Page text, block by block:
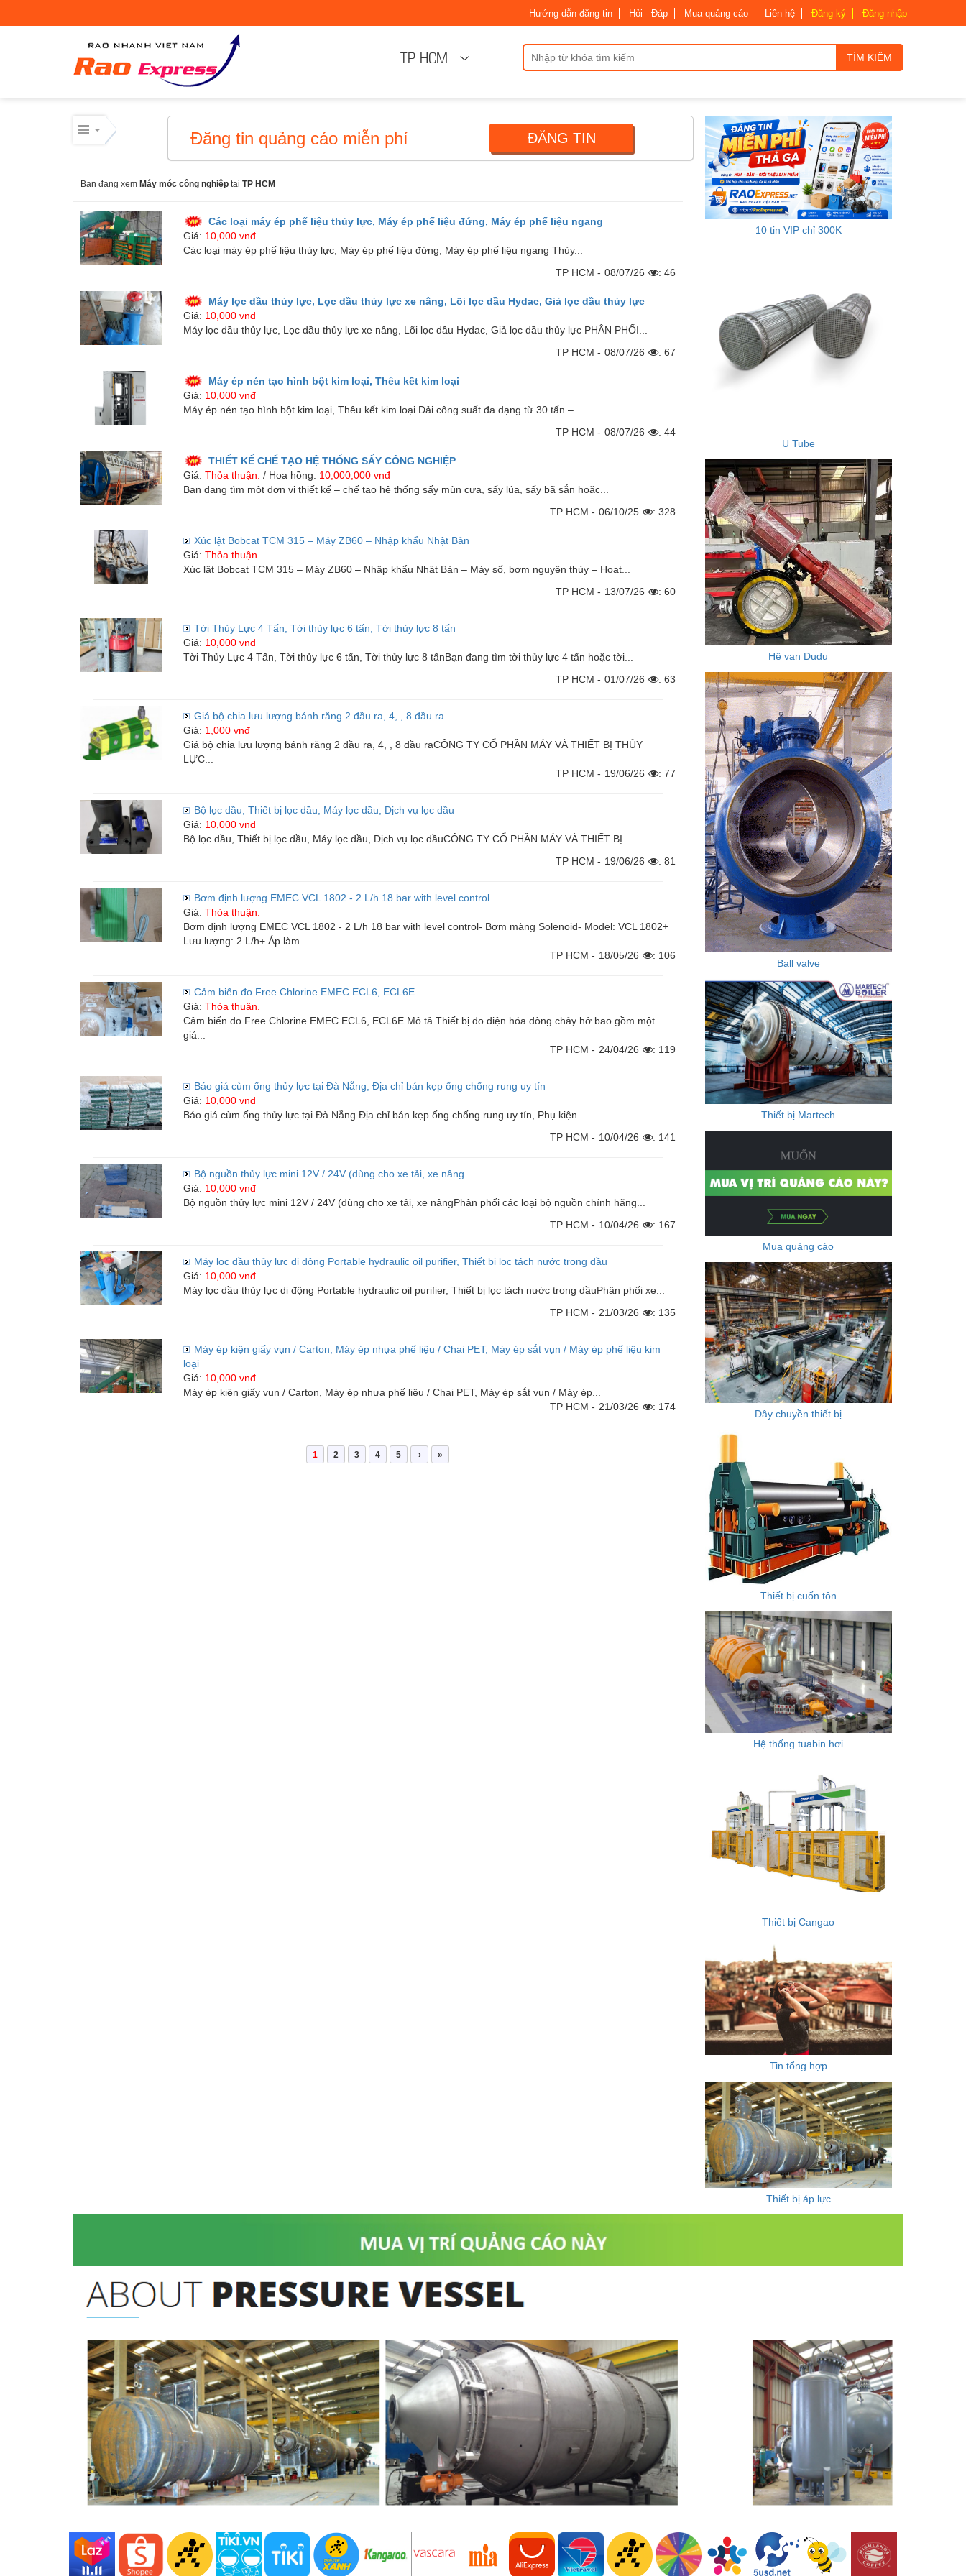
Thiết bị công nghiệp
Mua bán thiết bị cơ giới
Mua bán - Cho thuê xe cơ giới
Xe cơ giới
Điện lạnh – linh kiện
Điện lạnh – linh kiện
Linh kiện
Thiết bị Điện lạnh
Tìm đại lý phân phối
Tìm đại lý phân phối chiết khấu cao
Dịch vụ bảo trì
Dịch vụ bảo trì thiết bị
Vật liệu xây dựng
Vật liệu xây dựng
Đồ cũ
Mua bán xe
Mua bán xe
Bất động sản
Bất động sản
Việc làm
Hướng dẫn đăng tin Hỏi - Đáp Mua quảng cáo Liên hệ Đăng ký Đăng nhập
TP HCM TÌM KIẾM
Đăng tin quảng cáo miễn phí ĐĂNG TIN
Bạn đang xem Máy móc công nghiệp tại TP HCM
Các loại máy ép phế liệu thủy lực, Máy ép phế liệu đứng, Máy ép phế liệu ngang
Giá: 10,000 vnđ
Các loại máy ép phế liệu thủy lực, Máy ép phế liệu đứng, Máy ép phế liệu ngang Thủy...
TP HCM - 08/07/26 : 46
Máy lọc dầu thủy lực, Lọc dầu thủy lực xe nâng, Lõi lọc dầu Hydac, Giả lọc dầu thủy lực
Giá: 10,000 vnđ
Máy lọc dầu thủy lực, Lọc dầu thủy lực xe nâng, Lõi lọc dầu Hydac, Giả lọc dầu thủy lực PHÂN PHỐI...
TP HCM - 08/07/26 : 67
Máy ép nén tạo hình bột kim loại, Thêu kết kim loại
Giá: 10,000 vnđ
Máy ép nén tạo hình bột kim loại, Thêu kết kim loại Dải công suất đa dạng từ 30 tấn –...
TP HCM - 08/07/26 : 44
THIẾT KẾ CHẾ TẠO HỆ THỐNG SẤY CÔNG NGHIỆP
Giá: Thỏa thuận. / Hoa hồng: 10,000,000 vnđ
Bạn đang tìm một đơn vị thiết kế – chế tạo hệ thống sấy mùn cưa, sấy lúa, sấy bã sắn hoặc...
TP HCM - 06/10/25 : 328
Xúc lật Bobcat TCM 315 – Máy ZB60 – Nhập khẩu Nhật Bản
Giá: Thỏa thuận.
Xúc lật Bobcat TCM 315 – Máy ZB60 – Nhập khẩu Nhật Bản – Máy số, bơm nguyên thủy – Hoạt...
TP HCM - 13/07/26 : 60
Tời Thủy Lực 4 Tấn, Tời thủy lực 6 tấn, Tời thủy lực 8 tấn
Giá: 10,000 vnđ
Tời Thủy Lực 4 Tấn, Tời thủy lực 6 tấn, Tời thủy lực 8 tấnBạn đang tìm tời thủy lực 4 tấn hoặc tời...
TP HCM - 01/07/26 : 63
Giá bộ chia lưu lượng bánh răng 2 đầu ra, 4, , 8 đầu ra
Giá: 1,000 vnđ
Giá bộ chia lưu lượng bánh răng 2 đầu ra, 4, , 8 đầu raCÔNG TY CỔ PHẦN MÁY VÀ THIẾT BỊ THỦY
LỰC...
TP HCM - 19/06/26 : 77
Bộ lọc dầu, Thiết bị lọc dầu, Máy lọc dầu, Dịch vụ lọc dầu
Giá: 10,000 vnđ
Bộ lọc dầu, Thiết bị lọc dầu, Máy lọc dầu, Dịch vụ lọc dầuCÔNG TY CỔ PHẦN MÁY VÀ THIẾT BỊ...
TP HCM - 19/06/26 : 81
Bơm định lượng EMEC VCL 1802 - 2 L/h 18 bar with level control
Giá: Thỏa thuận.
Bơm định lượng EMEC VCL 1802 - 2 L/h 18 bar with level control- Bơm màng Solenoid- Model: VCL 1802+
Lưu lượng: 2 L/h+ Áp làm...
TP HCM - 18/05/26 : 106
Cảm biến đo Free Chlorine EMEC ECL6, ECL6E
Giá: Thỏa thuận.
Cảm biến đo Free Chlorine EMEC ECL6, ECL6E Mô tả Thiết bị đo điện hóa dòng chảy hở bao gồm một
giá...
TP HCM - 24/04/26 : 119
Báo giá cùm ống thủy lực tại Đà Nẵng, Địa chỉ bán kẹp ống chống rung uy tín
Giá: 10,000 vnđ
Báo giá cùm ống thủy lực tại Đà Nẵng.Địa chỉ bán kẹp ống chống rung uy tín, Phụ kiện...
TP HCM - 10/04/26 : 141
Bộ nguồn thủy lực mini 12V / 24V (dùng cho xe tải, xe nâng
Giá: 10,000 vnđ
Bộ nguồn thủy lực mini 12V / 24V (dùng cho xe tải, xe nângPhân phối các loại bộ nguồn chính hãng...
TP HCM - 10/04/26 : 167
Máy lọc dầu thủy lực di động Portable hydraulic oil purifier, Thiết bị lọc tách nước trong dầu
Giá: 10,000 vnđ
Máy lọc dầu thủy lực di động Portable hydraulic oil purifier, Thiết bị lọc tách nước trong dầuPhân phối xe...
TP HCM - 21/03/26 : 135
Máy ép kiện giấy vụn / Carton, Máy ép nhựa phế liệu / Chai PET, Máy ép sắt vụn / Máy ép phế liệu kim
loại
Giá: 10,000 vnđ
Máy ép kiện giấy vụn / Carton, Máy ép nhựa phế liệu / Chai PET, Máy ép sắt vụn / Máy ép...
TP HCM - 21/03/26 : 174
1 2 3 4 5 › »
10 tin VIP chỉ 300K
U Tube
Hệ van Dudu
Ball valve
Thiết bị Martech
Mua quảng cáo
Dây chuyền thiết bị
Thiết bị cuốn tôn
Hệ thống tuabin hơi
Thiết bị Cangao
Tin tổng hợp
Thiết bị áp lực